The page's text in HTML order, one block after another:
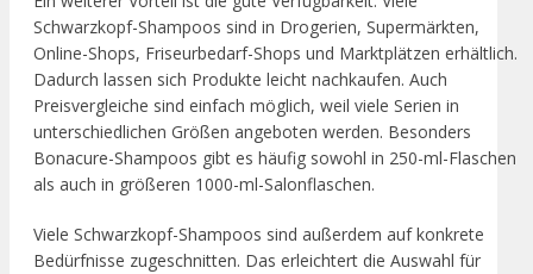
Schwarzkopf-Shampoos sind in Drogerien, Supermärkten,
Online-Shops, Friseurbedarf-Shops und Marktplätzen erhältlich.
Dadurch lassen sich Produkte leicht nachkaufen. Auch
Preisvergleiche sind einfach möglich, weil viele Serien in
unterschiedlichen Größen angeboten werden. Besonders
Bonacure-Shampoos gibt es häufig sowohl in 250-ml-Flaschen
als auch in größeren 1000-ml-Salonflaschen.
Viele Schwarzkopf-Shampoos sind außerdem auf konkrete
Bedürfnisse zugeschnitten. Das erleichtert die Auswahl für